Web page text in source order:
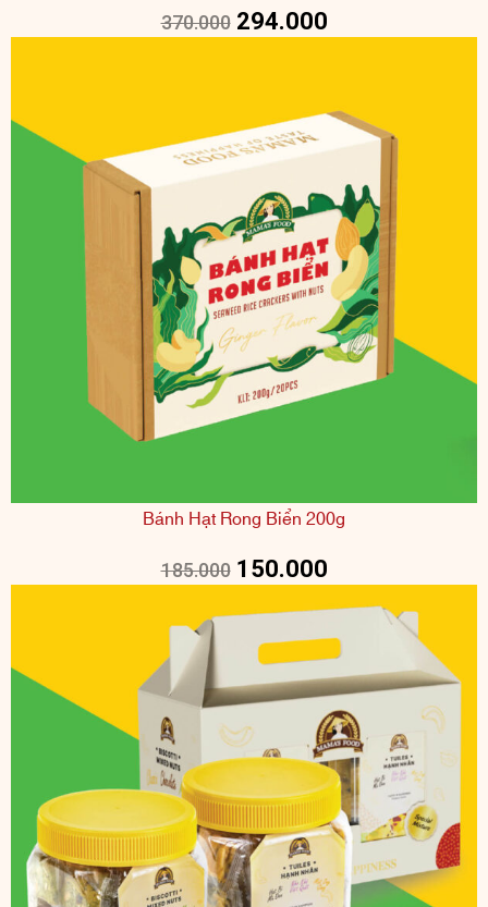
370.000 294.000
Bánh Hạt Rong Biển 200g
185.000 150.000